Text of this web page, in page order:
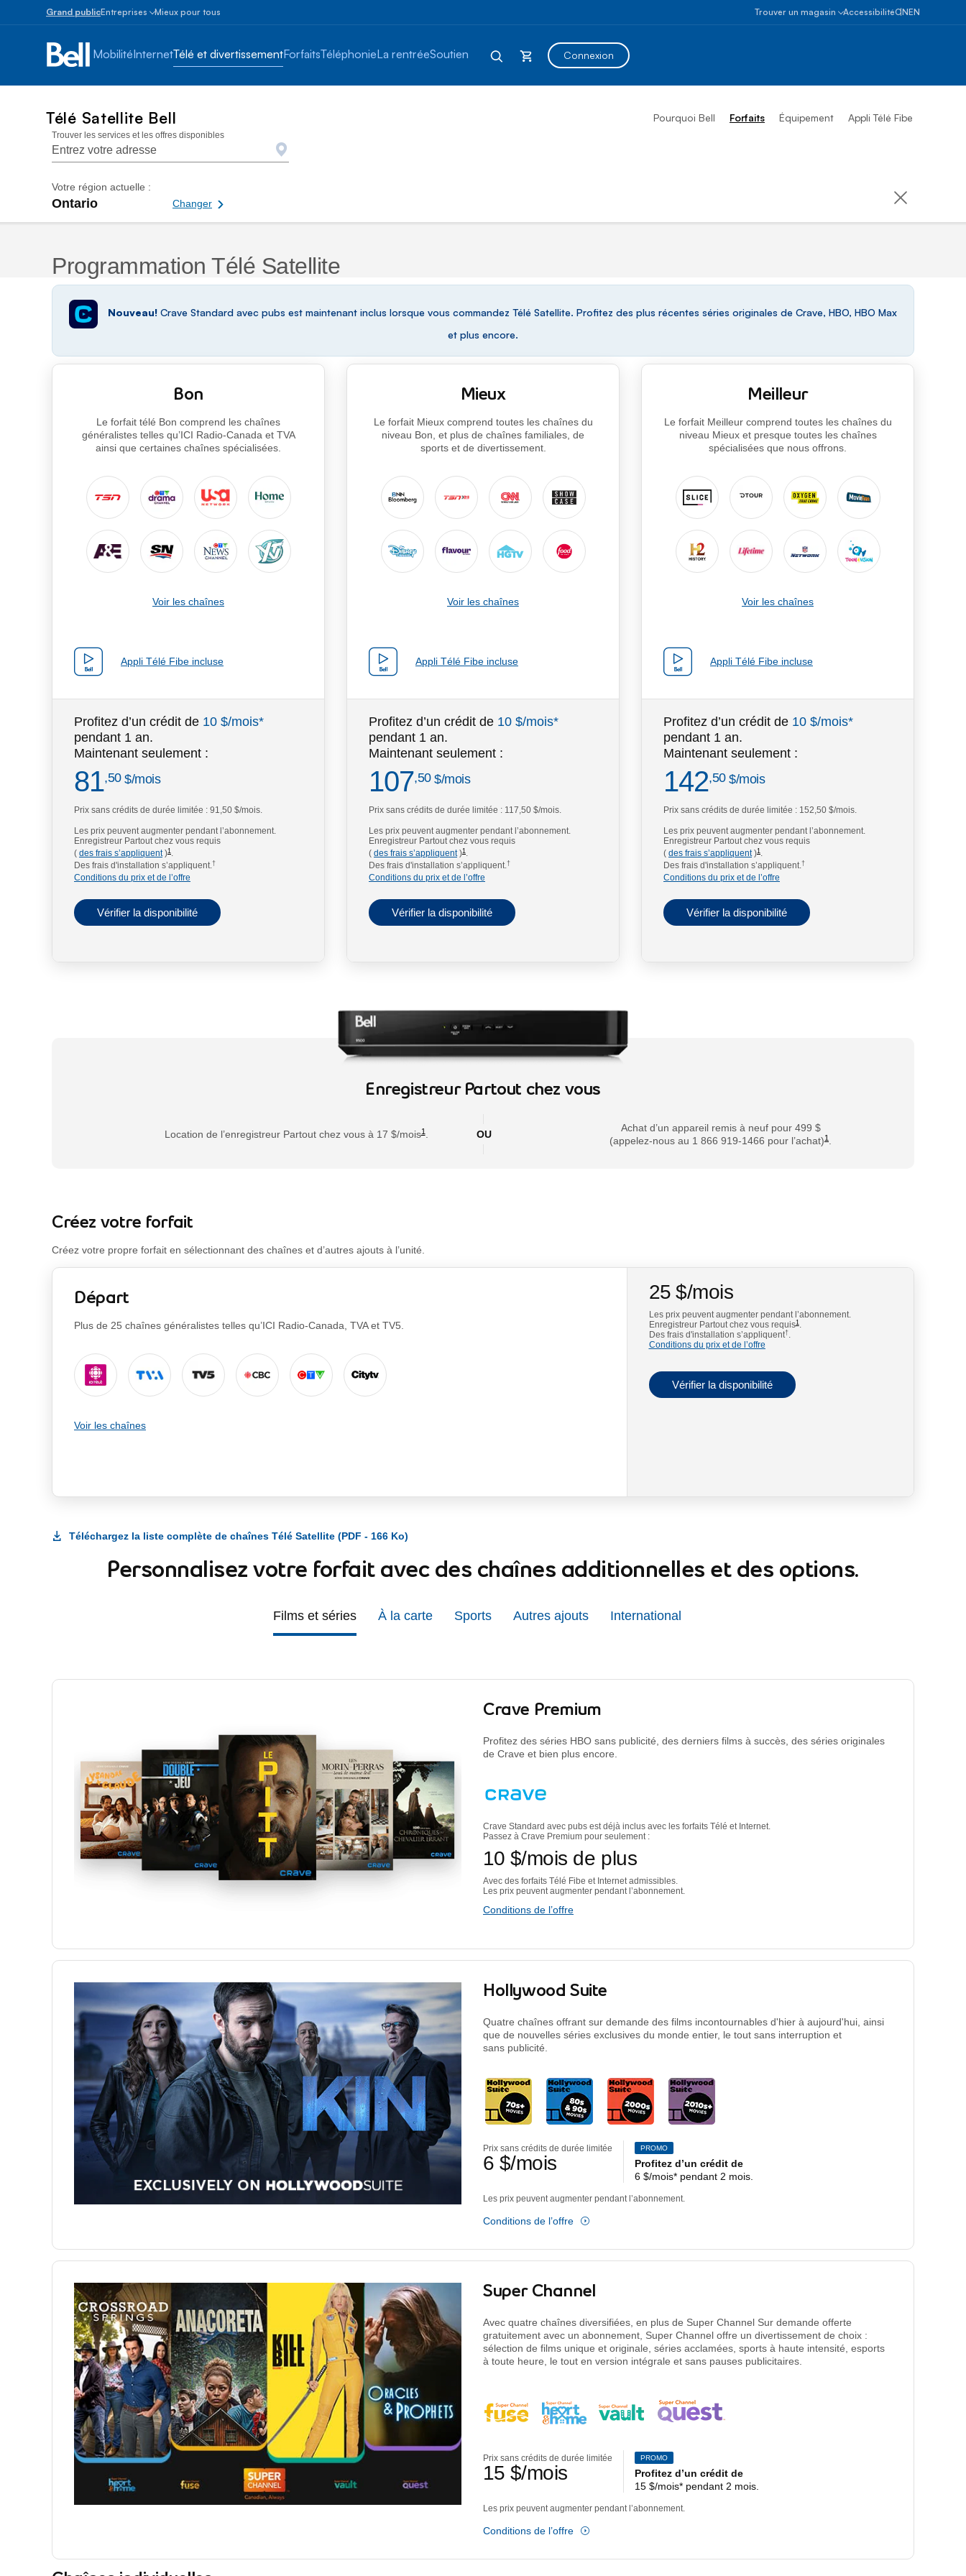
Grand publicEntreprises
entreprises
Moyennes
et
grandes
de
employés
Mieux pour tous
Trouver un magasin
vous
AccessibilitéSelect province
Ontario
ON
Nouveau-
Île-
EN
MobilitéInternetTélé et divertissementForfaitsTéléphonieLa rentréeSoutien Connexion
Télé Satellite Bell Pourquoi Bell Forfaits Équipement Appli Télé Fibe
Forfaits télé - Télé Satellite
Trouver les services et les offres disponibles
Votre région actuelle :
Ontario Changer votre région actuelle
Changer
Programmation Télé Satellite
Nouveau! Crave Standard avec pubs est maintenant inclus lorsque vous commandez Télé Satellite. Profitez des plus récentes séries originales de Crave, HBO, HBO Max
et plus encore.
Bon
Le forfait télé Bon comprend les chaînes
généralistes telles qu’ICI Radio-Canada et TVA
ainsi que certaines chaînes spécialisées.
Voir les chaînes
Appli Télé Fibe incluse
Profitez d’un crédit de 10 $/mois*
pendant 1 an.
Maintenant seulement :
81,50$/moisdollars par mois
Prix sans crédits de durée limitée : 91,50 $/mois.
Les prix peuvent augmenter pendant l’abonnement.
Enregistreur Partout chez vous requis
( des frais s’appliquent )
footnote
1 .
Des frais d'installation s’appliquent.†
Conditions du prix et de l’offre
Vérifier la disponibilité
Mieux
Le forfait Mieux comprend toutes les chaînes du
niveau Bon, et plus de chaînes familiales, de
sports et de divertissement.
Voir les chaînes
Appli Télé Fibe incluse
Profitez d’un crédit de 10 $/mois*
pendant 1 an.
Maintenant seulement :
107,50$/moisdollars par mois
Prix sans crédits de durée limitée : 117,50 $/mois.
Les prix peuvent augmenter pendant l’abonnement.
Enregistreur Partout chez vous requis
( des frais s’appliquent )
footnote
1 .
Des frais d'installation s’appliquent.†
Conditions du prix et de l’offre
Vérifier la disponibilité
Meilleur
Le forfait Meilleur comprend toutes les chaînes du
niveau Mieux et presque toutes les chaînes
spécialisées que nous offrons.
Voir les chaînes
Appli Télé Fibe incluse
Profitez d’un crédit de 10 $/mois*
pendant 1 an.
Maintenant seulement :
142,50$/moisdollars par mois
Prix sans crédits de durée limitée : 152,50 $/mois.
Les prix peuvent augmenter pendant l’abonnement.
Enregistreur Partout chez vous requis
( des frais s’appliquent )
footnote
1 .
Des frais d'installation s’appliquent.†
Conditions du prix et de l’offre
Vérifier la disponibilité
Enregistreur Partout chez vous
Location de l’enregistreur Partout chez vous à 17 $/mois
footnote 1. OU
Achat d’un appareil remis à neuf pour 499 $
(appelez-nous au 1 866 919-1466 pour l’achat)1
Créez votre forfait
Créez votre propre forfait en sélectionnant des chaînes et d’autres ajouts à l’unité.
Départ
Plus de 25 chaînes généralistes telles qu’ICI Radio-Canada, TVA et TV5.
Voir les chaînes
25 $/mois
25 $ par mois
Les prix peuvent augmenter pendant l’abonnement.
Enregistreur Partout chez vous requis
footnote
1.
Des frais d'installation s’appliquent†.
Conditions du prix et de l’offre
Vérifier la disponibilité
Téléchargez la liste complète de chaînes Télé Satellite (PDF - 166 Ko)
Personnalisez votre forfait avec des chaînes additionnelles et des options.
Films et séries À la carte Sports Autres ajouts International
Crave Premium
Profitez des séries HBO sans publicité, des derniers films à succès, des séries originales
de Crave et bien plus encore.
Crave Standard avec pubs est déjà inclus avec les forfaits Télé et Internet.
Passez à Crave Premium pour seulement :
10 $/mois de plus
Avec des forfaits Télé Fibe et Internet admissibles.
Les prix peuvent augmenter pendant l’abonnement.
Conditions de l’offre
Hollywood Suite
Quatre chaînes offrant sur demande des films incontournables d'hier à aujourd'hui, ainsi
que de nouvelles séries exclusives du monde entier, le tout sans interruption et
sans publicité.
Prix sans crédits de durée limitée
6 $/mois
dollars par mois
PROMO
Profitez d’un crédit de
6 $/moispar mois.
* pendant 2 mois.
Les prix peuvent augmenter pendant l’abonnement.
Conditions de l’offre
Super Channel
Avec quatre chaînes diversifiées, en plus de Super Channel Sur demande offerte
gratuitement avec un abonnement, Super Channel offre un divertissement de choix :
sélection de films unique et originale, séries acclamées, sports à haute intensité, esports
à toute heure, le tout en version intégrale et sans pauses publicitaires.
Prix sans crédits de durée limitée
15 $/mois
dollars par mois
PROMO
Profitez d’un crédit de
15 $/moispar mois.
* pendant 2 mois.
Les prix peuvent augmenter pendant l’abonnement.
Conditions de l’offre